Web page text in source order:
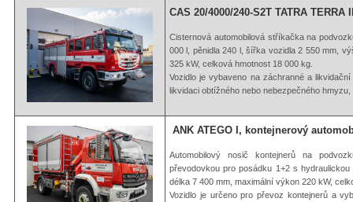
CAS 20/4000/240-S2T TATRA TERRA
Cisternová automobilová stříkačka na
000 l, pěnidla 240 l, šířka vozidla 2 550 mm,
325 kW, celková hmotnost 18 000 kg.
Vozidlo je vybaveno na záchranné a
likvidaci obtížného nebo nebezpečného
ANK ATEGO I, kontejnerový
Automobilový nosič kontejnerů na
převodovkou pro posádku 1+2 s
délka 7 400 mm, maximální výkon 220 kW,
Vozidlo je určeno pro převoz kontejnerů a